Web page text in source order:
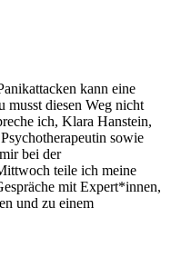
kann eine
musst diesen Weg nicht
ich, Klara Hanstein,
sowie
bei der
teile ich meine
mit Expert*innen,
und zu einem